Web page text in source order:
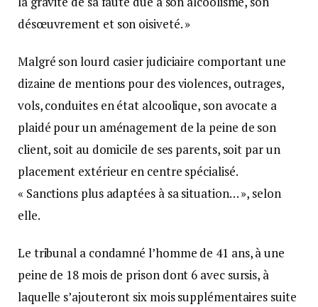
désœuvrement et son oisiveté. »
Malgré son lourd casier judiciaire comportant une
dizaine de mentions pour des violences, outrages,
vols, conduites en état alcoolique, son avocate a
plaidé pour un aménagement de la peine de son
client, soit au domicile de ses parents, soit par un
placement extérieur en centre spécialisé.
« Sanctions plus adaptées à sa situation… », selon
elle.
Le tribunal a condamné l’homme de 41 ans, à une
peine de 18 mois de prison dont 6 avec sursis, à
laquelle s’ajouteront six mois supplémentaires suite